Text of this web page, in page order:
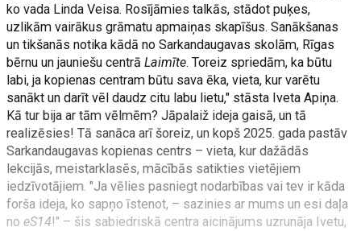
ko vada Linda Veisa. Rosījāmies talkās, stādot puķes,
uzlikām vairākus grāmatu apmaiņas skapīšus. Sanākšanas
un tikšanās notika kādā no Sarkandaugavas skolām, Rīgas
bērnu un jauniešu centrāLaimīte. Toreiz spriedām, ka būtu
labi, ja kopienas centram būtu sava ēka, vieta, kur varētu
sanākt un darīt vēl daudz citu labu lietu," stāsta Iveta Apiņa.
Kā tur bija ar tām vēlmēm? Jāpalaiž ideja gaisā, un tā
realizēsies! Tā sanāca arī šoreiz, un kopš 2025. gada pastāv
Sarkandaugavas kopienas centrs – vieta, kur dažādās
lekcijās, meistarklasēs, mācībās satikties vietējiem
iedzīvotājiem. "Ja vēlies pasniegt nodarbības vai tev ir kāda
forša ideja, ko sapņo īstenot, – sazinies ar mums un esi daļa
noeS14!" – šis sabiedriskā centra aicinājums uzrunāja Ivetu,